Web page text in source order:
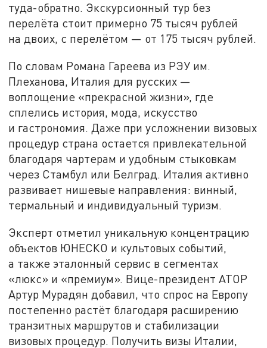
туда-обратно. Экскурсионный тур без
перелёта стоит примерно 75 тысяч рублей
на двоих, с перелётом — от 175 тысяч рублей.
По словам Романа Гареева из РЭУ им.
Плеханова, Италия для русских —
воплощение «прекрасной жизни», где
сплелись история, мода, искусство
и гастрономия. Даже при усложнении визовых
процедур страна остается привлекательной
благодаря чартерам и удобным стыковкам
через Стамбул или Белград. Италия активно
развивает нишевые направления: винный,
термальный и индивидуальный туризм.
Эксперт отметил уникальную концентрацию
объектов ЮНЕСКО и культовых событий,
а также эталонный сервис в сегментах
«люкс» и «премиум». Вице-президент АТОР
Артур Мурадян добавил, что спрос на Европу
постепенно растёт благодаря расширению
транзитных маршрутов и стабилизации
визовых процедур. Получить визы Италии,